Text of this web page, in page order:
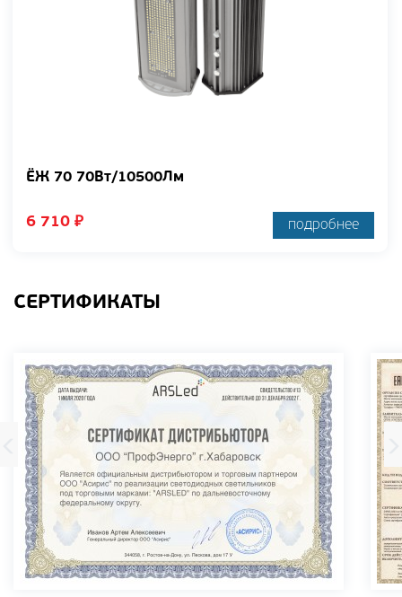
ЁЖ 70 70Вт/10500Лм
6 710 ₽ подробнее
СЕРТИФИКАТЫ
Previous